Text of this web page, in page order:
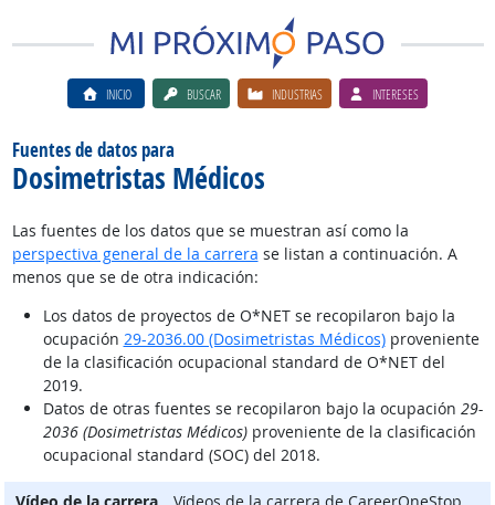
INICIO BUSCAR INDUSTRIAS INTERESES
Fuentes de datos para
Dosimetristas Médicos
Las fuentes de los datos que se muestran así como la
perspectiva general de la carrera se listan a continuación. A
menos que se de otra indicación:
Los datos de proyectos de O*NET se recopilaron bajo la
ocupación 29-2036.00 (Dosimetristas Médicos)proveniente
de la clasificación ocupacional standard de O*NET del
2019.
Datos de otras fuentes se recopilaron bajo la ocupación 29-
2036 (Dosimetristas Médicos)proveniente de la clasificación
ocupacional standard (SOC) del 2018.